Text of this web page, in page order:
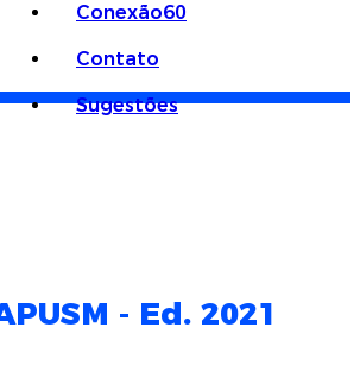
Conexão60
Contato
Sugestões
- Ed. 2021